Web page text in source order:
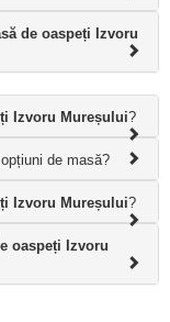
de oaspeți Izvoru
Izvoru Mureșului?
de masă?
Izvoru Mureșului?
oaspeți Izvoru